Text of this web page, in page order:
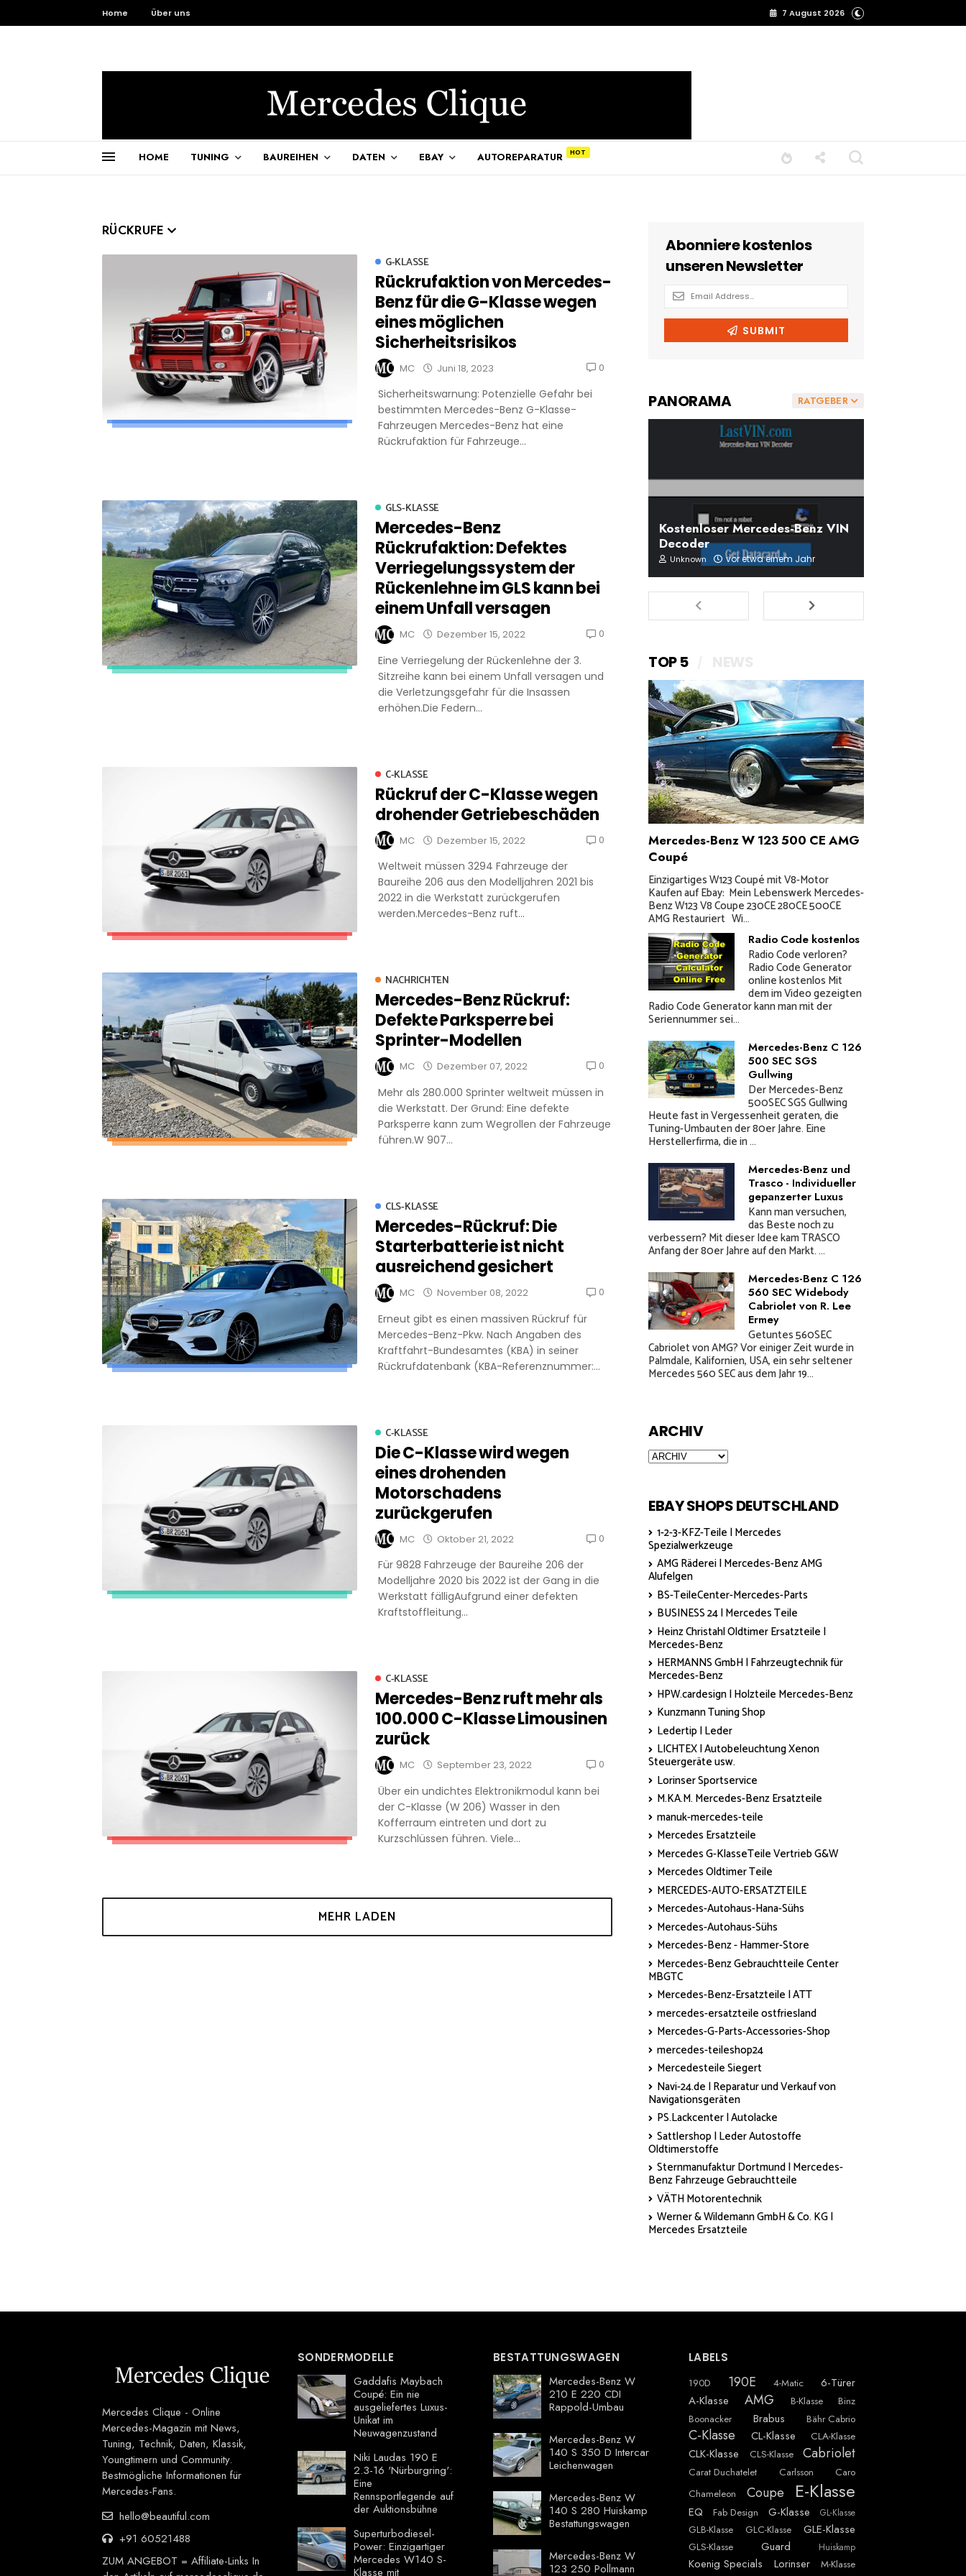
Home Über uns 7 August 2026
HOME TUNING BAUREIHEN DATEN EBAY AUTOREPARATUR
RÜCKRUFE
G-KLASSE
Rückrufaktion von Mercedes-
Benz für die G-Klasse wegen
eines möglichen
Sicherheitsrisikos
MC Juni 18, 2023 0
Sicherheitswarnung: Potenzielle Gefahr bei
bestimmten Mercedes-Benz G-Klasse-
Fahrzeugen Mercedes-Benz hat eine
Rückrufaktion für Fahrzeuge...
GLS-KLASSE
Mercedes-Benz
Rückrufaktion: Defektes
Verriegelungssystem der
Rückenlehne im GLS kann bei
einem Unfall versagen
MC Dezember 15, 2022 0
Eine Verriegelung der Rückenlehne der 3.
Sitzreihe kann bei einem Unfall versagen und
die Verletzungsgefahr für die Insassen
erhöhen.Die Federn...
C-KLASSE
Rückruf der C-Klasse wegen
drohender Getriebeschäden
MC Dezember 15, 2022 0
Weltweit müssen 3294 Fahrzeuge der
Baureihe 206 aus den Modelljahren 2021 bis
2022 in die Werkstatt zurückgerufen
werden.Mercedes-Benz ruft...
NACHRICHTEN
Mercedes-Benz Rückruf:
Defekte Parksperre bei
Sprinter-Modellen
MC Dezember 07, 2022 0
Mehr als 280.000 Sprinter weltweit müssen in
die Werkstatt. Der Grund: Eine defekte
Parksperre kann zum Wegrollen der Fahrzeuge
führen.W 907...
CLS-KLASSE
Mercedes-Rückruf: Die
Starterbatterie ist nicht
ausreichend gesichert
MC November 08, 2022 0
Erneut gibt es einen massiven Rückruf für
Mercedes-Benz-Pkw. Nach Angaben des
Kraftfahrt-Bundesamtes (KBA) in seiner
Rückrufdatenbank (KBA-Referenznummer:...
C-KLASSE
Die C-Klasse wird wegen
eines drohenden
Motorschadens
zurückgerufen
MC Oktober 21, 2022 0
Für 9828 Fahrzeuge der Baureihe 206 der
Modelljahre 2020 bis 2022 ist der Gang in die
Werkstatt fälligAufgrund einer defekten
Kraftstoffleitung...
C-KLASSE
Mercedes-Benz ruft mehr als
100.000 C-Klasse Limousinen
zurück
MC September 23, 2022 0
Über ein undichtes Elektronikmodul kann bei
der C-Klasse (W 206) Wasser in den
Kofferraum eintreten und dort zu
Kurzschlüssen führen. Viele...
RATGEBER
PANORAMA
Kostenloser Mercedes-Benz VIN
Decoder
Unknown vor etwa einem Jahr
TOP 5
Mercedes-Benz W 123 500 CE AMG
Coupé
Einzigartiges W123 Coupé mit V8-Motor
Kaufen auf Ebay: Mein Lebenswerk Mercedes-
Benz W123 V8 Coupe 230CE 280CE 500CE
AMG Restauriert Wi...
Radio Code kostenlos
Radio Code verloren?
Radio Code Generator
online kostenlos Mit
dem im Video gezeigten
Radio Code Generator kann man mit der
Seriennummer sei...
Mercedes-Benz C 126
500 SEC SGS
Gullwing
Der Mercedes-Benz
500SEC SGS Gullwing
Heute fast in Vergessenheit geraten, die
Tuning-Umbauten der 80er Jahre. Eine
Herstellerfirma, die in ...
Mercedes-Benz und
Trasco - Individueller
gepanzerter Luxus
Kann man versuchen,
das Beste noch zu
verbessern? Mit dieser Idee kam TRASCO
Anfang der 80er Jahre auf den Markt. ...
Mercedes-Benz C 126
560 SEC Widebody
Cabriolet von R. Lee
Ermey
Getuntes 560SEC
Cabriolet von AMG? Vor einiger Zeit wurde in
Palmdale, Kalifornien, USA, ein sehr seltener
Mercedes 560 SEC aus dem Jahr 19...
ARCHIV
EBAY SHOPS DEUTSCHLAND
1-2-3-KFZ-Teile | Mercedes
Spezialwerkzeuge
AMG Räderei | Mercedes-Benz AMG
Alufelgen
BS-TeileCenter-Mercedes-Parts
BUSINESS 24 | Mercedes Teile
Heinz Christahl Oldtimer Ersatzteile |
Mercedes-Benz
HERMANNS GmbH | Fahrzeugtechnik für
Mercedes-Benz
HPW.cardesign | Holzteile Mercedes-Benz
Kunzmann Tuning Shop
Ledertip | Leder
LICHTEX | Autobeleuchtung Xenon
Steuergeräte usw.
Lorinser Sportservice
M.KA.M. Mercedes-Benz Ersatzteile
manuk-mercedes-teile
Mercedes Ersatzteile
Mercedes G-KlasseTeile Vertrieb G&W
Mercedes Oldtimer Teile
MERCEDES-AUTO-ERSATZTEILE
Mercedes-Autohaus-Hana-Sühs
Mercedes-Autohaus-Sühs
Mercedes-Benz - Hammer-Store
Mercedes-Benz Gebrauchtteile Center
MBGTC
Mercedes-Benz-Ersatzteile | ATT
mercedes-ersatzteile ostfriesland
Mercedes-G-Parts-Accessories-Shop
mercedes-teileshop24
Mercedesteile Siegert
Navi-24.de | Reparatur und Verkauf von
Navigationsgeräten
PS.Lackcenter | Autolacke
Sattlershop | Leder Autostoffe
Oldtimerstoffe
Sternmanufaktur Dortmund | Mercedes-
Benz Fahrzeuge Gebrauchtteile
VÄTH Motorentechnik
Werner & Wildemann GmbH & Co. KG |
Mercedes Ersatzteile
Mercedes Clique - Online
Mercedes-Magazin mit News,
Tuning, Technik, Daten, Klassik,
Youngtimern und Community.
Bestmögliche Informationen für
Mercedes-Fans.
hello@beautiful.com
+91 60521488
ZUM ANGEBOT = Affiliate-Links In
SONDERMODELLE
Gaddafis Maybach
Coupé: Ein nie
ausgeliefertes Luxus-
Unikat im
Neuwagenzustand
Niki Laudas 190 E
2.3-16 'Nürburgring':
Eine
Rennsportlegende auf
der Auktionsbühne
Superturbodiesel-
Power: Einzigartiger
Mercedes W140 S-
Klasse mit
BESTATTUNGSWAGEN
Mercedes-Benz W
210 E 220 CDI
Rappold-Umbau
Mercedes-Benz W
140 S 350 D Intercar
Leichenwagen
Mercedes-Benz W
140 S 280 Huiskamp
Bestattungswagen
Mercedes-Benz W
123 250 Pollmann
LABELS
190D 190E 4-Matic
6-Türer
A-Klasse
AMG B-Klasse
Binz
Boonacker
Brabus Bähr Cabrio
C-Klasse CL-Klasse CLA-Klasse
CLK-Klasse CLS-Klasse Cabriolet
Carat Duchatelet Carlsson
Caro
Chameleon
Coupe E-Klasse
EQ Fab Design G-Klasse GL-Klasse
GLB-Klasse GLC-Klasse GLE-Klasse
GLS-Klasse Guard Huiskamp
Koenig Specials Lorinser
M-Klasse